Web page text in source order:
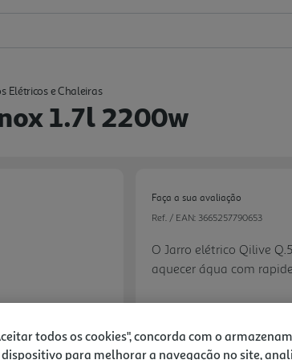
Elétricos e Chaleiras
1.7l 2200w
Faça a sua avaliação
Ref. / EAN: 3665257790653
O Jarro elétrico Qilive
aquecer água com
adapta-se bem à
facilita o manuseamento
19,99 €
todos os cookies", concorda com o
dispositivo para melhorar a navegação no site,